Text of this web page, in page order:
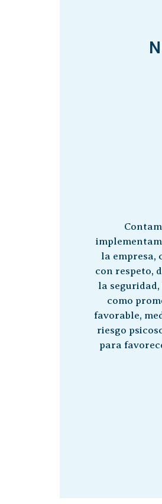
la empresa,
con respeto,
la
como
favorable,
riesgo
para